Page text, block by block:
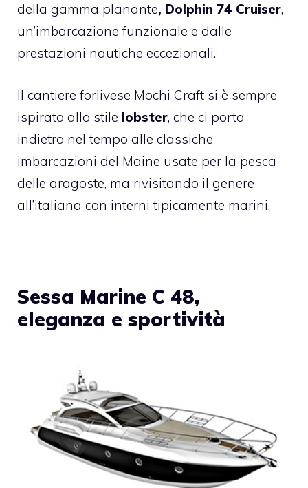
della gamma planante, Dolphin 74 Cruiser,
un’imbarcazione funzionale e dalle
prestazioni nautiche eccezionali.
Il cantiere forlivese Mochi Craft si è sempre
ispirato allo stile lobster, che ci porta
indietro nel tempo alle classiche
imbarcazioni del Maine usate per la pesca
delle aragoste, ma rivisitando il genere
all’italiana con interni tipicamente marini.
Sessa Marine C 48,
eleganza e sportività